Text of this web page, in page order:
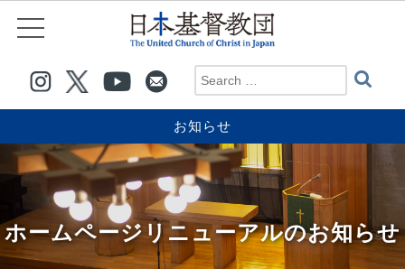
お知らせ
ホームページリニューアルのお知らせ